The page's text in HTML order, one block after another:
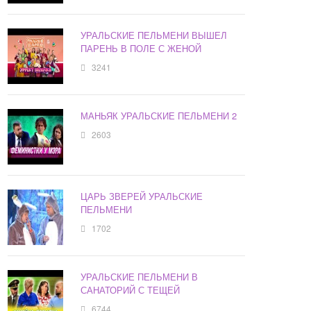
УРАЛЬСКИЕ ПЕЛЬМЕНИ ВЫШЕЛ
ПАРЕНЬ В ПОЛЕ С ЖЕНОЙ
3241
МАНЬЯК УРАЛЬСКИЕ ПЕЛЬМЕНИ 2
2603
ЦАРЬ ЗВЕРЕЙ УРАЛЬСКИЕ
ПЕЛЬМЕНИ
1702
УРАЛЬСКИЕ ПЕЛЬМЕНИ В
САНАТОРИЙ С ТЕЩЕЙ